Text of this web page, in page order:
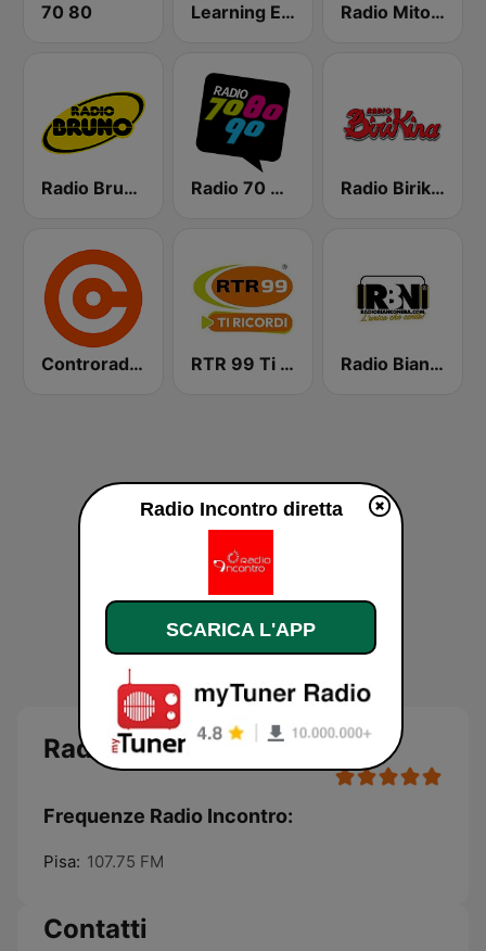
70 80 Learning English Radio Mitology
Radio Bruno Fiorentina Radio 70 80 90 Radio Birikina
Controradio Firenze RTR 99 Ti Ricordi Radio Bianconera
Radio Incontro diretta
Frequenze Radio Incontro:
Pisa: 107.75 FM
Contatti
Radio Incontro diretta
SCARICA L'APP